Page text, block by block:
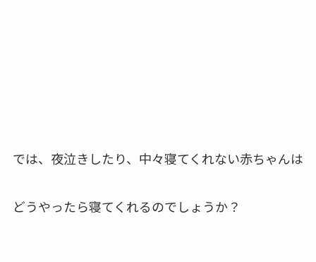
では、夜泣きしたり、中々寝てくれない赤ちゃんは
どうやったら寝てくれるのでしょうか？